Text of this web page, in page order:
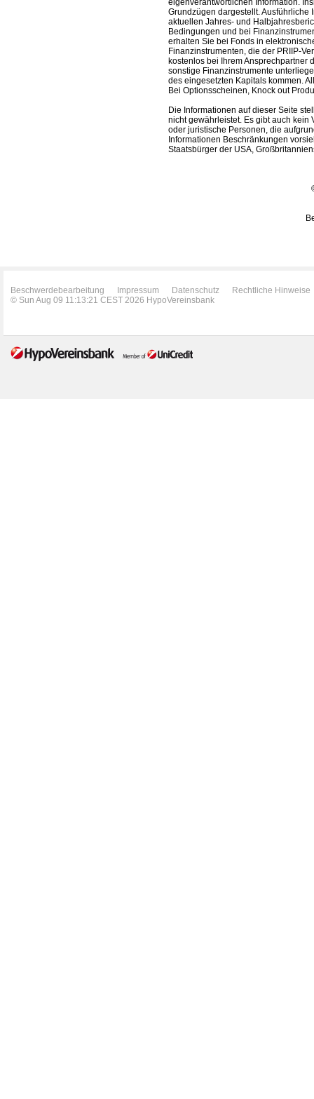
Grundzügen dargestellt.
aktuellen Jahres- und
Bedingungen und bei
erhalten Sie bei Fonds in
Finanzinstrumenten, die der PRIIP-
kostenlos bei Ihrem Ansprechpartner
sonstige Finanzinstrumente
des eingesetzten Kapitals kommen.
Bei Optionsscheinen, Knock out
Die Informationen auf dieser Seite
nicht gewährleistet. Es gibt auch kein
oder juristische Personen, die
Informationen Beschränkungen
Staatsbürger der USA,
Beschwerdebearbeitung Impressum Datenschutz
Rechtliche Hinweise
© Sun Aug 09 11:13:21 CEST 2026 HypoVereinsbank